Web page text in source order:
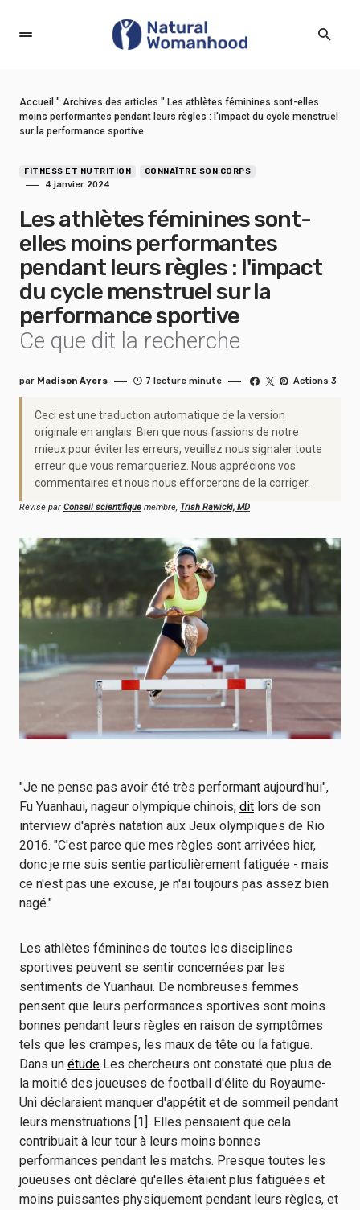
Accueil " Archives des articles " Les athlètes féminines sont-elles
moins performantes pendant leurs règles : l'impact du cycle menstruel
sur la performance sportive
FITNESS ET NUTRITION CONNAÎTRE SON CORPS
4 janvier 2024
Les athlètes féminines sont-
elles moins performantes
pendant leurs règles : l'impact
du cycle menstruel sur la
performance sportive
Ce que dit la recherche
par Madison Ayers 7 lecture minute Actions 3
Ceci est une traduction automatique de la version
originale en anglais. Bien que nous fassions de notre
mieux pour éviter les erreurs, veuillez nous signaler toute
erreur que vous remarqueriez. Nous apprécions vos
commentaires et nous nous efforcerons de la corriger.
Révisé par Conseil scientifique membre, Trish Rawicki, MD
"Je ne pense pas avoir été très performant aujourd'hui",
Fu Yuanhaui, nageur olympique chinois, dit lors de son
interview d'après natation aux Jeux olympiques de Rio
2016. "C'est parce que mes règles sont arrivées hier,
donc je me suis sentie particulièrement fatiguée - mais
ce n'est pas une excuse, je n'ai toujours pas assez bien
nagé."
Les athlètes féminines de toutes les disciplines
sportives peuvent se sentir concernées par les
sentiments de Yuanhaui. De nombreuses femmes
pensent que leurs performances sportives sont moins
bonnes pendant leurs règles en raison de symptômes
tels que les crampes, les maux de tête ou la fatigue.
Dans un étude Les chercheurs ont constaté que plus de
la moitié des joueuses de football d'élite du Royaume-
Uni déclaraient manquer d'appétit et de sommeil pendant
leurs menstruations [1]. Elles pensaient que cela
contribuait à leur tour à leurs moins bonnes
performances pendant les matchs. Presque toutes les
joueuses ont déclaré qu'elles étaient plus fatiguées et
moins puissantes physiquement pendant leurs règles, et